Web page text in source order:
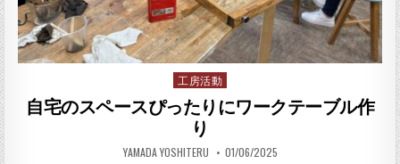
Posted in
工房活動
自宅のスペースぴったりにワークテーブル作
り
AUTHOR:
YAMADA YOSHITERU PUBLISHED DATE:
01/06/2025